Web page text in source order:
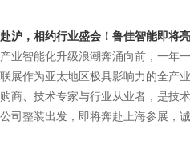
沪，相约行业盛会！鲁佳智能即将
业智能化升级浪潮奔涌向前，一年
展作为亚太地区极具影响力的全产
商、技术专家与行业从业者，是技
司整装出发，即将奔赴上海参展，